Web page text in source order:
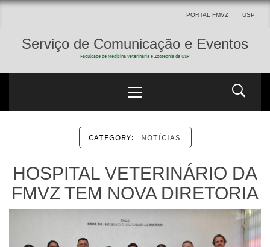
PORTAL FMVZ USP
Serviço de Comunicação e Eventos
Faculdade de Medicina Veterinária e Zootecnia da USP
CATEGORY: NOTÍCIAS
HOSPITAL VETERINÁRIO DA
FMVZ TEM NOVA DIRETORIA